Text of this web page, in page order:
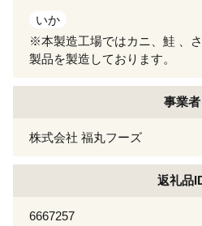
いか
※本製造工場ではカニ、鮭 、
製品を製造しております。
事業者
株式会社 福丸フーズ
返礼品
6667257